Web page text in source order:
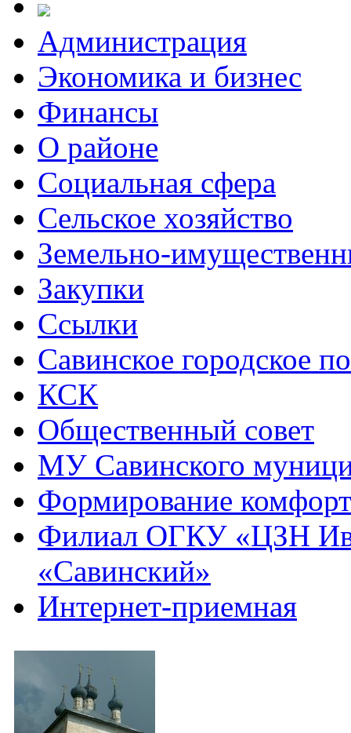
Администрация
Экономика и бизнес
Финансы
О районе
Социальная сфера
Сельское хозяйство
Земельно-
Закупки
Ссылки
Савинское городское
КСК
Общественный совет
МУ Савинского
Формирование
Филиал ОГКУ «ЦЗН
«Савинский»
Интернет-приемная